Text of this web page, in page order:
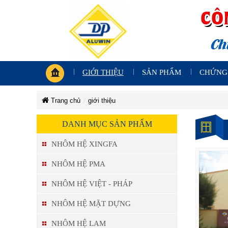
GIỚI THIỆU SẢN PHẨM
Trang chủ giới thiệu
DANH MỤC SẢN PHẨM
NHÔM HỆ XINGFA
NHÔM HỆ PMA
NHÔM HỆ VIỆT - PHÁP
NHÔM HỆ MẶT DỰNG
NHÔM HỆ LAM
TY
TY
TY
NHÔM
CÔNG
TY
TNHH
ĐÔNG
CÔNG
TY
TNHH
NHÔM
PHONG
CÔNG
TY
TNHH
NHÔM
PHONG